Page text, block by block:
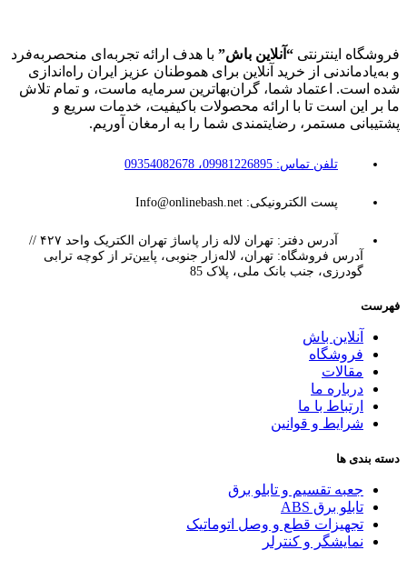
فروشگاه اینترنتی “آنلاین باش” با هدف ارائه تجربه‌ای منحصربه‌فرد
و به‌یادماندنی از خرید آنلاین برای هموطنان عزیز ایران راه‌اندازی
شده است. اعتماد شما، گران‌بهاترین سرمایه ماست، و تمام تلاش
ما بر این است تا با ارائه محصولات باکیفیت، خدمات سریع و
پشتیبانی مستمر، رضایتمندی شما را به ارمغان آوریم.
تلفن تماس: 09981226895، 09354082678
پست الکترونیکی: Info@onlinebash.net
آدرس دفتر: تهران لاله زار پاساژ تهران الکتریک واحد ۴۲۷ //
آدرس فروشگاه: تهران، لاله‌زار جنوبی، پایین‌تر از کوچه ترابی
گودرزی، جنب بانک ملی، پلاک 85
فهرست
آنلاین باش
فروشگاه
مقالات
درباره ما
ارتباط با ما
شرایط و قوانین
دسته بندی ها
جعبه تقسیم و تابلو برق
تابلو برق ABS
تجهیزات قطع و وصل اتوماتیک
نمایشگر و کنترلر